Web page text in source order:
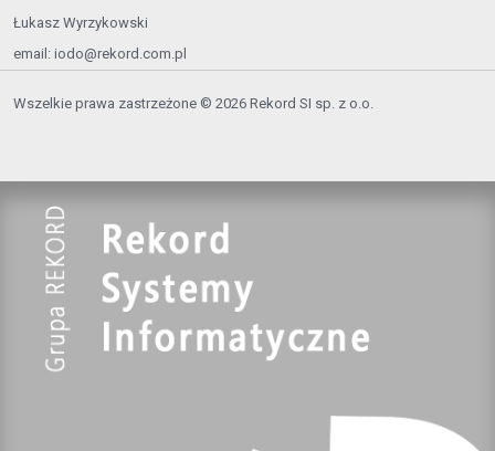
Łukasz Wyrzykowski
email: iodo@rekord.com.pl
Wszelkie prawa zastrzeżone © 2026 Rekord SI sp. z o.o.